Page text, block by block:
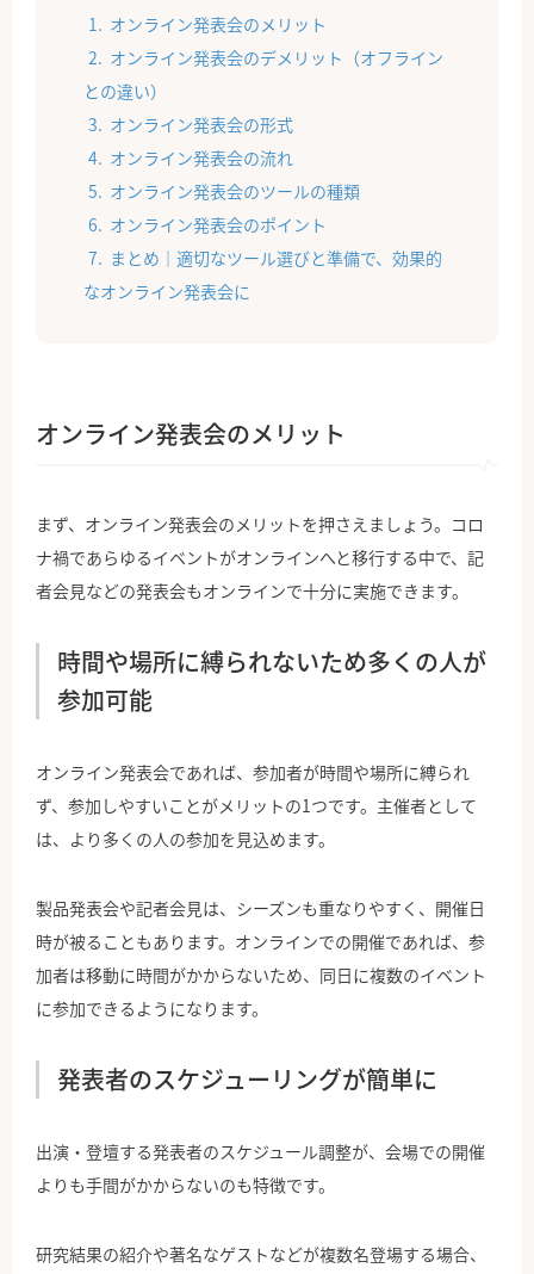
オンライン発表会のメリット
オンライン発表会のデメリット（オフライン
との違い）
オンライン発表会の形式
オンライン発表会の流れ
オンライン発表会のツールの種類
オンライン発表会のポイント
まとめ｜適切なツール選びと準備で、効果的
なオンライン発表会に
オンライン発表会のメリット
まず、オンライン発表会のメリットを押さえましょう。コロ
ナ禍であらゆるイベントがオンラインへと移行する中で、記
者会見などの発表会もオンラインで十分に実施できます。
時間や場所に縛られないため多くの人が
参加可能
オンライン発表会であれば、参加者が時間や場所に縛られ
ず、参加しやすいことがメリットの1つです。主催者として
は、より多くの人の参加を見込めます。
製品発表会や記者会見は、シーズンも重なりやすく、開催日
時が被ることもあります。オンラインでの開催であれば、参
加者は移動に時間がかからないため、同日に複数のイベント
に参加できるようになります。
発表者のスケジューリングが簡単に
出演・登壇する発表者のスケジュール調整が、会場での開催
よりも手間がかからないのも特徴です。
研究結果の紹介や著名なゲストなどが複数名登場する場合、